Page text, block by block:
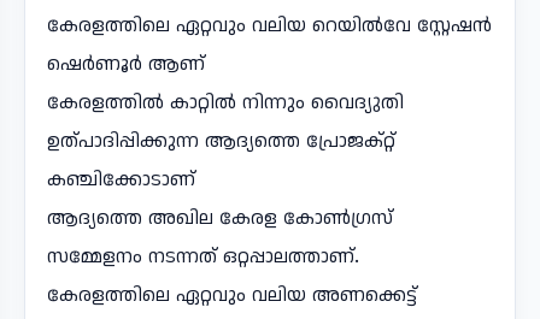
കേരളത്തിലെ ഏറ്റവും വലിയ റെയിൽവേ സ്റ്റേഷൻ
ഷെർണൂർ ആണ്
കേരളത്തിൽ കാറ്റിൽ നിന്നും വൈദ്യുതി
ഉത്പാദിപ്പിക്കുന്ന ആദ്യത്തെ പ്രോജക്റ്റ്
കഞ്ചിക്കോടാണ്
ആദ്യത്തെ അഖില കേരള കോൺഗ്രസ്
സമ്മേളനം നടന്നത് ഒറ്റപ്പാലത്താണ്.
കേരളത്തിലെ ഏറ്റവും വലിയ അണക്കെട്ട്